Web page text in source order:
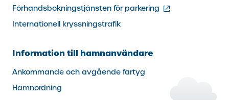
Förhandsbokningstjänsten för parkering (extern
länk)
Internationell kryssningstrafik
Information till hamnanvändare
Ankommande och avgående fartyg
Hamnordning